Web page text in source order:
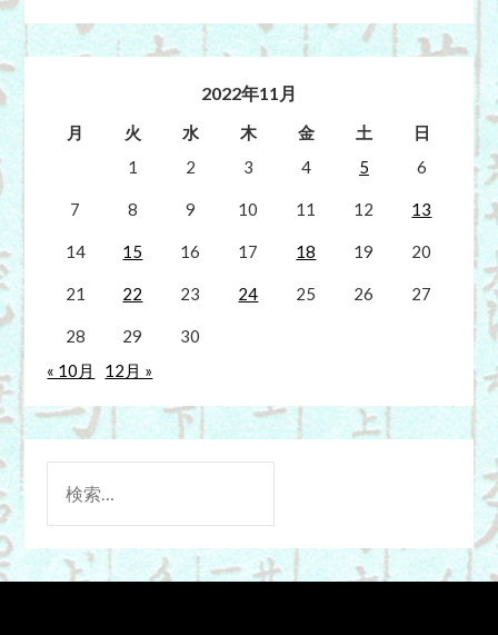
2022年11月
月 火 水 木 金 土
日
1
2 3 4 5 6
7 8 9 10 11 12 13
14 15 16 17 18 19 20
21 22 23 24 25 26 27
28 29
30
« 10月
12月 »
索: